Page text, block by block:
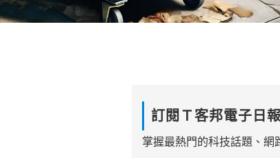
訂閱Ｔ客邦電子日報
掌握最熱門的科技話題、網